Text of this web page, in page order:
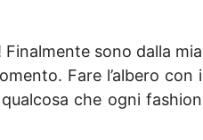
Finalmente sono dalla mia
Fare l’albero con i
che ogni fashion